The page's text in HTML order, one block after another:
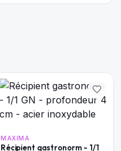
MAXIMA
Récipient gastronorm - 1/1